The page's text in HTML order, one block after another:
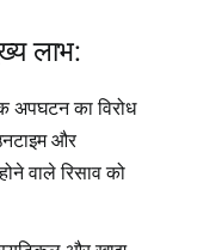
लाभ:
अपघटन का विरोध
और
वाले रिसाव को